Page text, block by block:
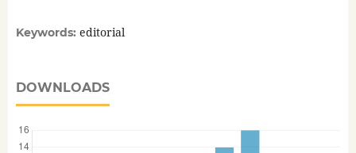
Keywords: editorial
DOWNLOADS